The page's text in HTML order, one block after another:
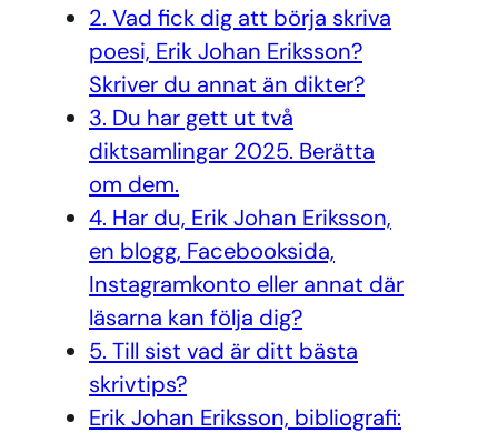
2. Vad fick dig att börja skriva
poesi, Erik Johan Eriksson?
Skriver du annat än dikter?
3. Du har gett ut två
diktsamlingar 2025. Berätta
om dem.
4. Har du, Erik Johan Eriksson,
en blogg, Facebooksida,
Instagramkonto eller annat där
läsarna kan följa dig?
5. Till sist vad är ditt bästa
skrivtips?
Erik Johan Eriksson, bibliografi: